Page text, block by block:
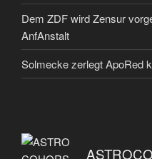
Dem ZDF wird Zensur
AnfAnstalt
Solmecke zerlegt ApoRed